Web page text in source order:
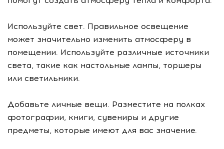
Используйте свет. Правильное освещение
может значительно изменить атмосферу в
помещении. Используйте различные источники
света, такие как настольные лампы, торшеры
или светильники.
Добавьте личные вещи. Разместите на полках
фотографии, книги, сувениры и другие
предметы, которые имеют для вас значение.